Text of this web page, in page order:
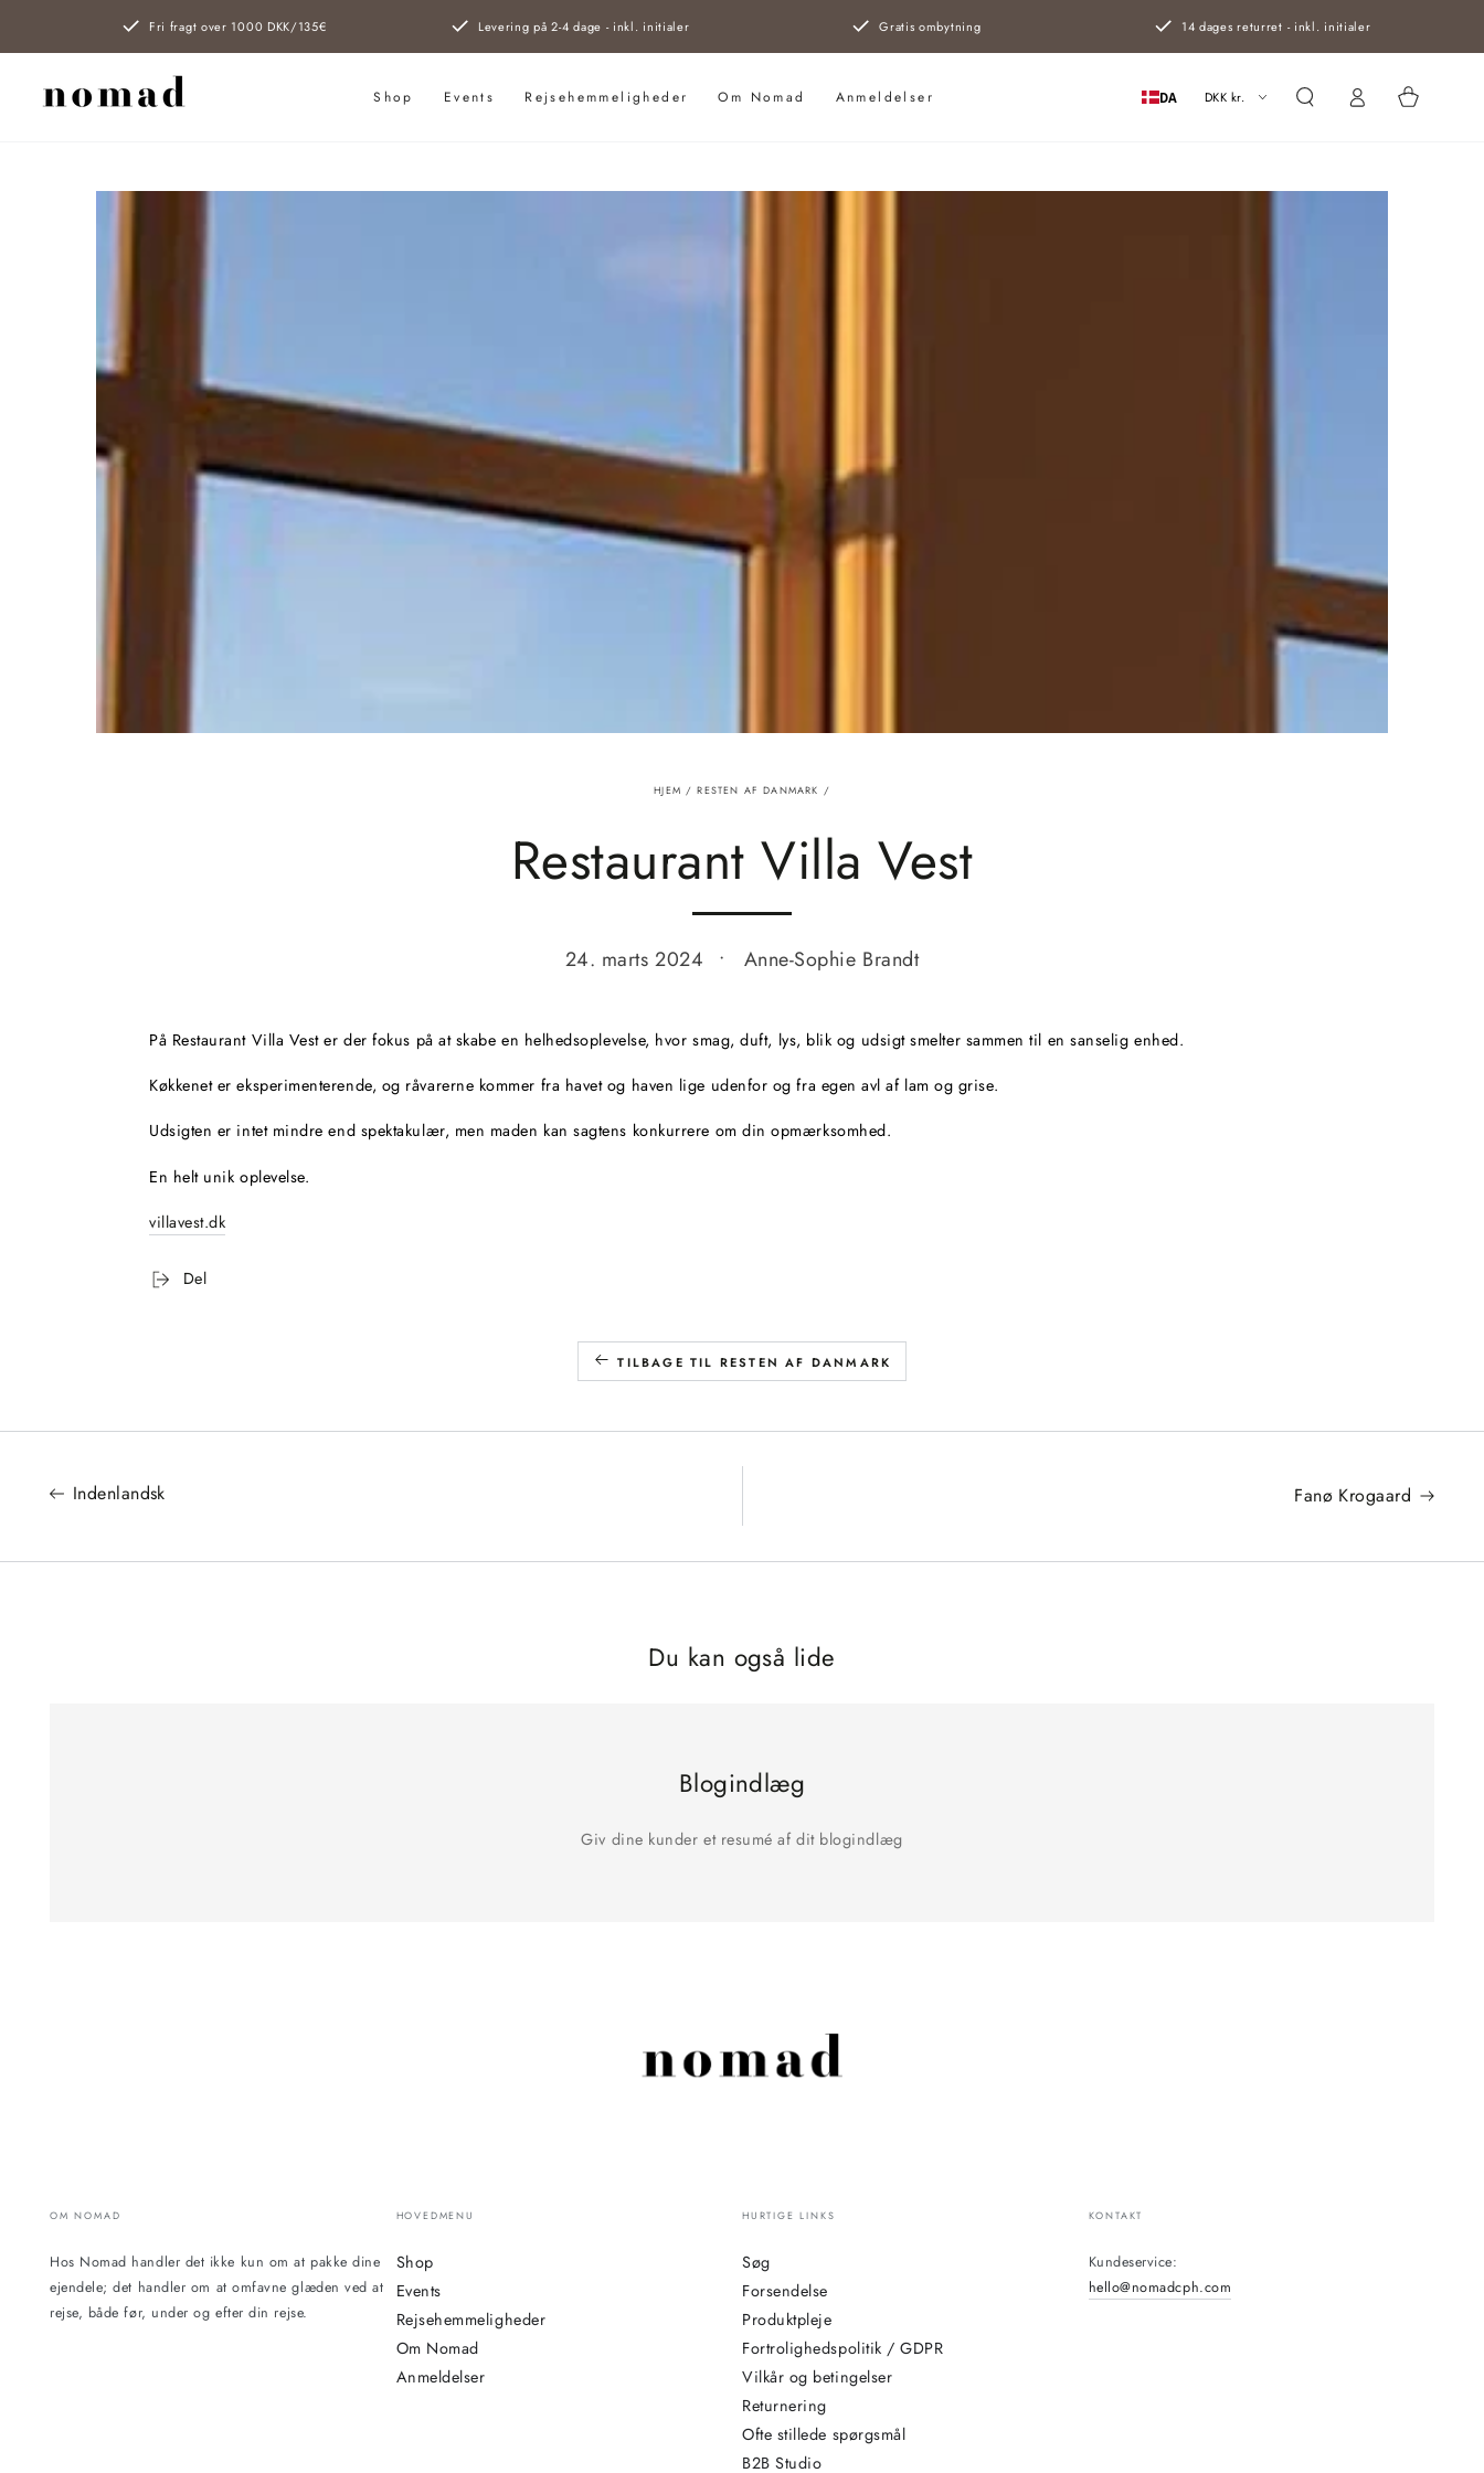
Fri fragt over 1000 DKK/135€ Levering på 2-4 dage - inkl. initialer Gratis ombytning 14 dages returret - inkl. initialer
Shop Events Rejsehemmeligheder Om Nomad Anmeldelser DA DKK kr.
ind
Kurv
HJEM / RESTEN AF DANMARK /
Restaurant Villa Vest
24. marts 2024 Anne-Sophie Brandt
På Restaurant Villa Vest er der fokus på at skabe en helhedsoplevelse, hvor smag, duft, lys, blik og udsigt smelter sammen til en sanselig enhed.
Køkkenet er eksperimenterende, og råvarerne kommer fra havet og haven lige udenfor og fra egen avl af lam og grise.
Udsigten er intet mindre end spektakulær, men maden kan sagtens konkurrere om din opmærksomhed.
En helt unik oplevelse.
villavest.dk
Del
TILBAGE TIL RESTEN AF DANMARK
Indenlandsk Fanø Krogaard
Du kan også lide
Blogindlæg
Giv dine kunder et resumé af dit blogindlæg
OM NOMAD
Hos Nomad handler det ikke kun om at pakke dine
ejendele; det handler om at omfavne glæden ved at
rejse, både før, under og efter din rejse.
HOVEDMENU
Shop
Events
Rejsehemmeligheder
Om Nomad
Anmeldelser
HURTIGE LINKS
Søg
Forsendelse
Produktpleje
Fortrolighedspolitik / GDPR
Vilkår og betingelser
Returnering
Ofte stillede spørgsmål
B2B Studio
KONTAKT
Kundeservice:
hello@nomadcph.com